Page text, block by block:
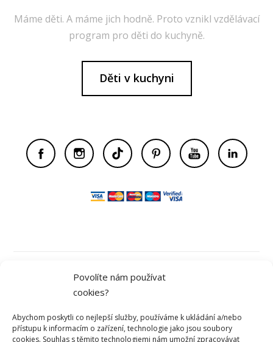
Povolíte nám používat
cookies?
Abychom poskytli co nejlepší služby, používáme k ukládání a/nebo
přístupu k informacím o zařízení, technologie jako jsou soubory
cookies. Souhlas s těmito technologiemi nám umožní zpracovávat
Máme děti. A máme jich hodně. Proto vznikl vzdělávací
program pro děti do kuchyně.
Děti v kuchyni
Obchodní podmínky
Ochrana osobních údajů